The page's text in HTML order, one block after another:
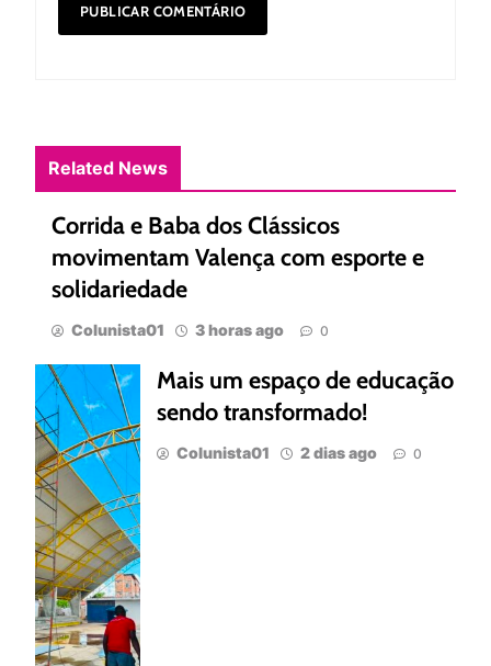
Related News
Corrida e Baba dos Clássicos
movimentam Valença com esporte e
solidariedade
Colunista01 3 horas ago 0
Mais um espaço de educação
sendo transformado!
Colunista01 2 dias ago 0